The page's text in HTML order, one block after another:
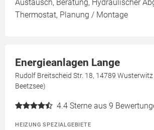
Austausch, Beratung, Hydraulischer
Thermostat, Planung / Montage
Energieanlagen Lange
Rudolf Breitscheid Str. 18, 14789
Beetzsee)
4.4 Sterne aus 9
HEIZUNG SPEZIALGEBIETE